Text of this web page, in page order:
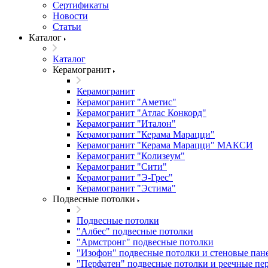
Сертификаты
Новости
Статьи
Каталог
Каталог
Керамогранит
Керамогранит
Керамогранит "Аметис"
Керамогранит "Атлас Конкорд"
Керамогранит "Италон"
Керамогранит "Керама Марацци"
Керамогранит "Керама Марацци" МАКСИ
Керамогранит "Колизеум"
Керамогранит "Сити"
Керамогранит "Э-Грес"
Керамогранит "Эстима"
Подвесные потолки
Подвесные потолки
"Албес" подвесные потолки
"Армстронг" подвесные потолки
"Изофон" подвесные потолки и стеновые
"Перфатен" подвесные потолки и реечные